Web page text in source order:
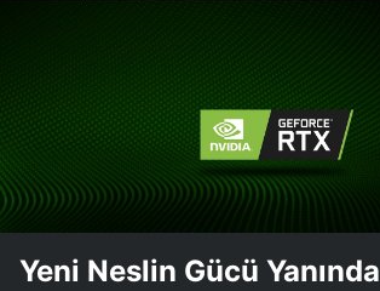
Yeni Neslin Gücü Yanında